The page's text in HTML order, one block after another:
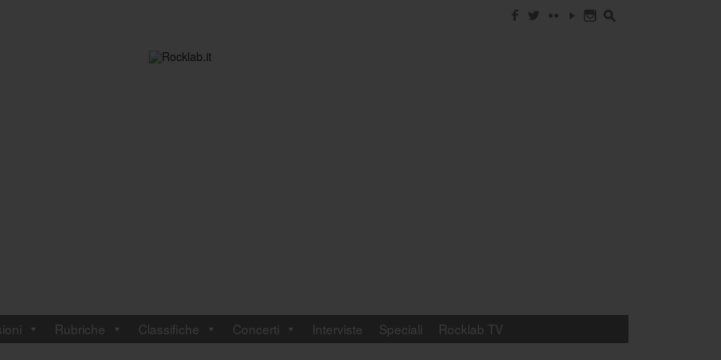
f w c y n s
Rubriche Classifiche Concerti Interviste Speciali Rocklab TV